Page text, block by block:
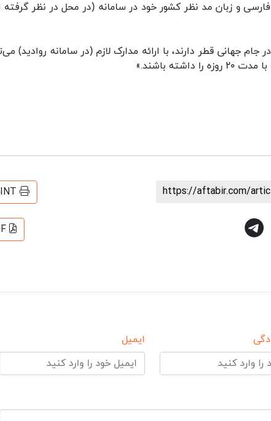
و زبان مد نظر کشور خود در سامانه (در محل در نظر
جهانی قطر دارند، با ارائه مدارک لازم (در سامانه روادید)
باشند.»
https://aftabir.com/
ایمیل